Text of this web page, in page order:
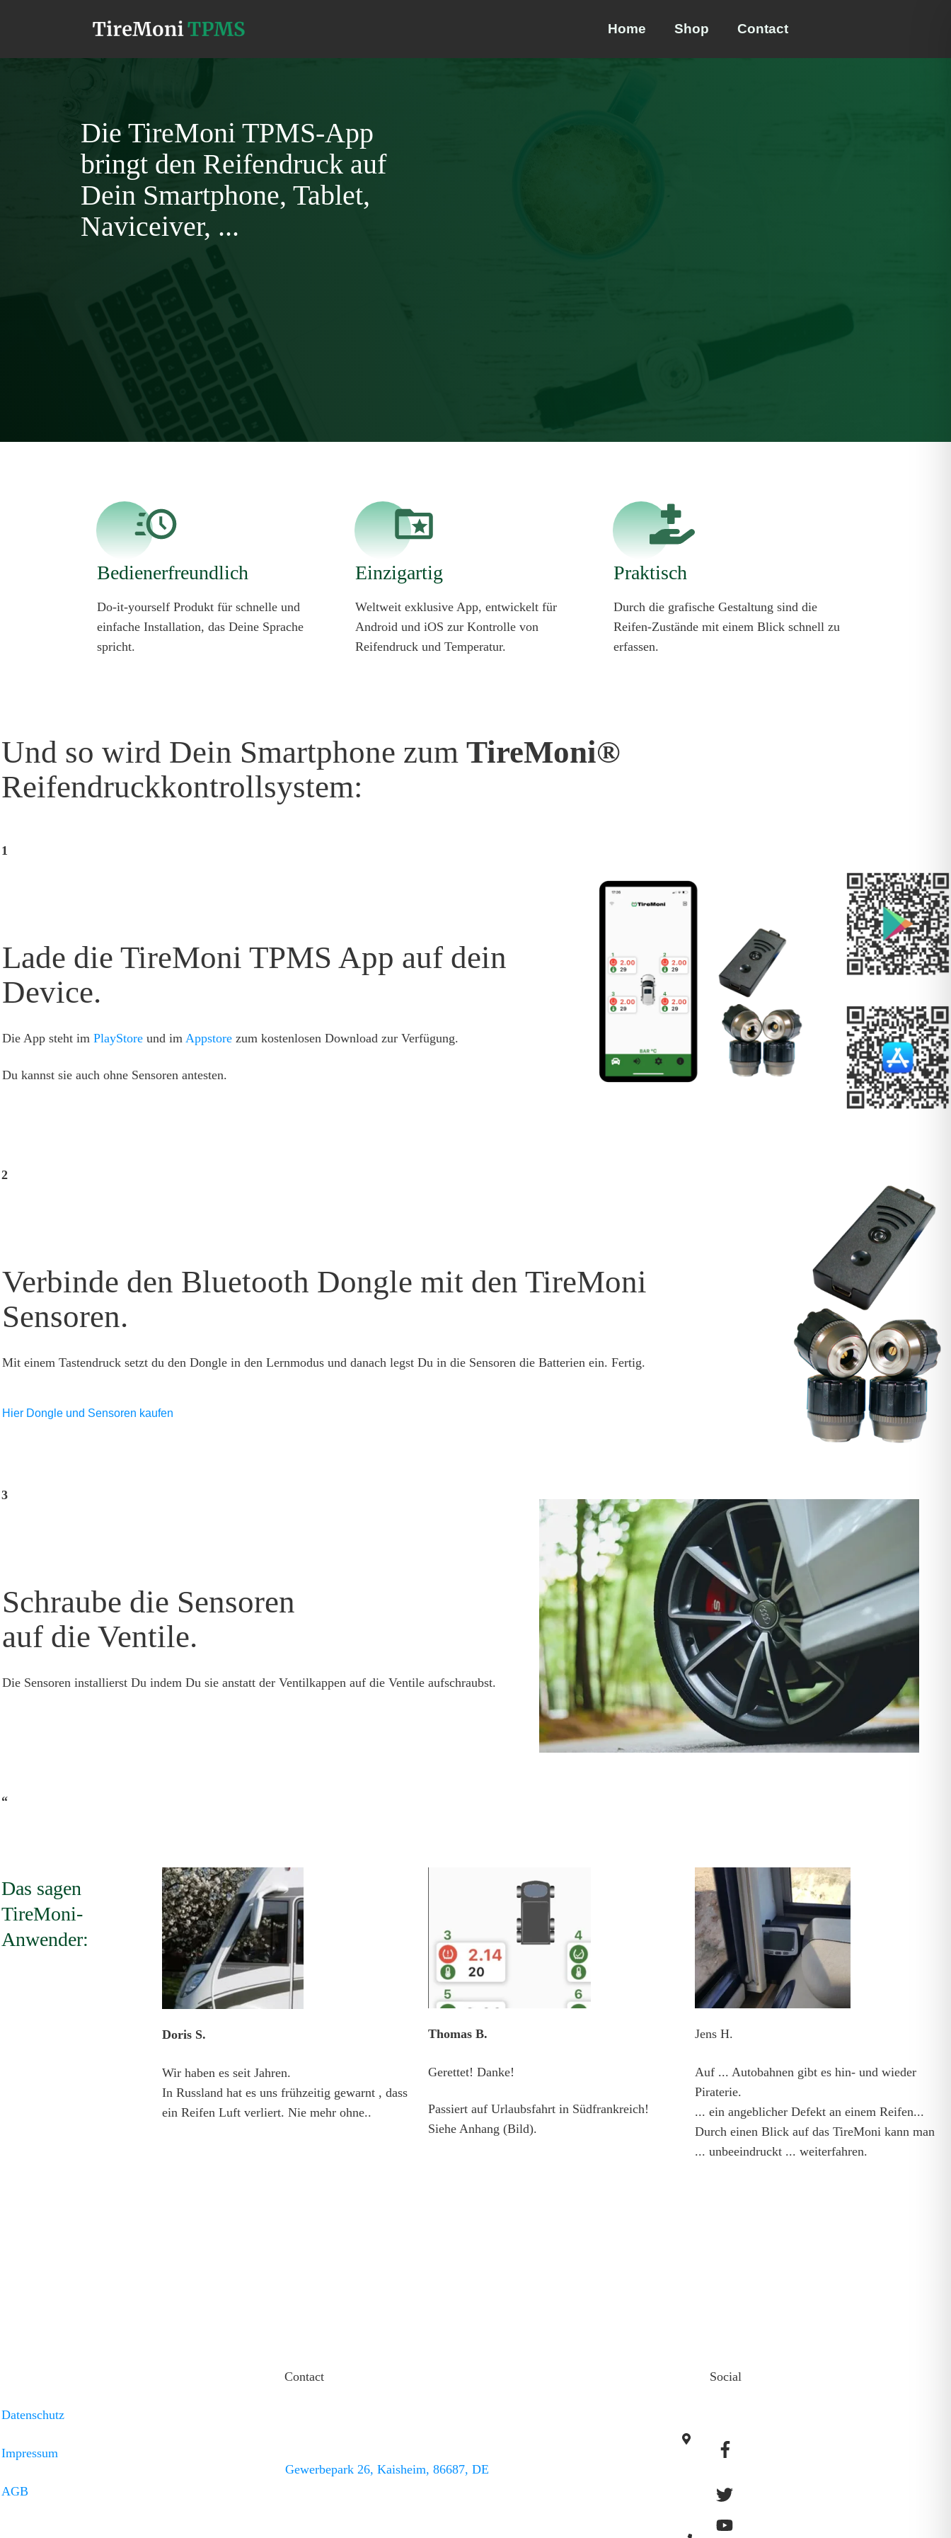
Home Shop Contact
Die TireMoni TPMS-App
bringt den Reifendruck auf
Dein Smartphone, Tablet,
Naviceiver, ...
Bedienerfreundlich
Do-it-yourself Produkt für schnelle und
einfache Installation, das Deine Sprache
spricht.
Einzigartig
Weltweit exklusive App, entwickelt für
Android und iOS zur Kontrolle von
Reifendruck und Temperatur.
Praktisch
Durch die grafische Gestaltung sind die
Reifen-Zustände mit einem Blick schnell zu
erfassen.
Und so wird Dein Smartphone zum TireMoni®
Reifendruckkontrollsystem:
1
Lade die TireMoni TPMS App auf dein
Device.
Die App steht im PlayStore und im Appstore zum kostenlosen Download zur Verfügung.
Du kannst sie auch ohne Sensoren antesten.
2
Verbinde den Bluetooth Dongle mit den TireMoni
Sensoren.
Mit einem Tastendruck setzt du den Dongle in den Lernmodus und danach legst Du in die Sensoren die Batterien ein. Fertig.
Hier Dongle und Sensoren kaufen
3
Schraube die Sensoren
auf die Ventile.
Die Sensoren installierst Du indem Du sie anstatt der Ventilkappen auf die Ventile aufschraubst.
“
Das sagen
TireMoni-
Anwender:
Doris S.
Wir haben es seit Jahren.
In Russland hat es uns frühzeitig gewarnt , dass
ein Reifen Luft verliert. Nie mehr ohne..
Thomas B.
Gerettet! Danke!
Passiert auf Urlaubsfahrt in Südfrankreich!
Siehe Anhang (Bild).
Jens H.
Auf ... Autobahnen gibt es hin- und wieder
Piraterie.
... ein angeblicher Defekt an einem Reifen...
Durch einen Blick auf das TireMoni kann man
... unbeeindruckt ... weiterfahren.
Datenschutz
Impressum
AGB
Contact
Gewerbepark 26, Kaisheim, 86687, DE
Social